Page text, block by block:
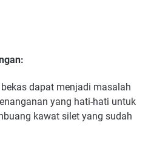
dapat menjadi masalah
yang hati-hati untuk
kawat silet yang sudah